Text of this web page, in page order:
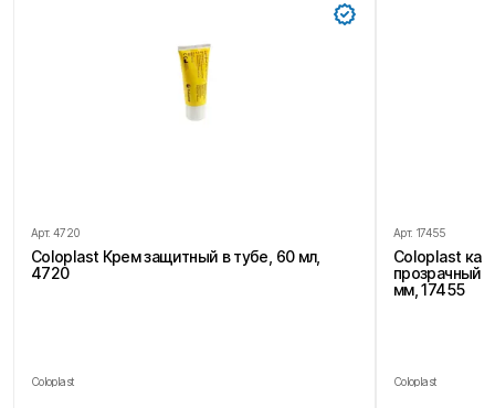
Арт. 4720
Coloplast Крем защитный в тубе, 60 мл,
4720
Coloplast
Арт. 17455
Coloplast
прозрачный,
мм, 17455
Coloplast